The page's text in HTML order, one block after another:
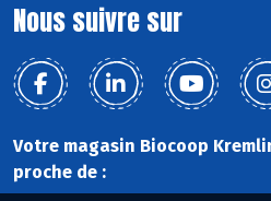
Nous suivre sur
Votre magasin Biocoop
proche de :